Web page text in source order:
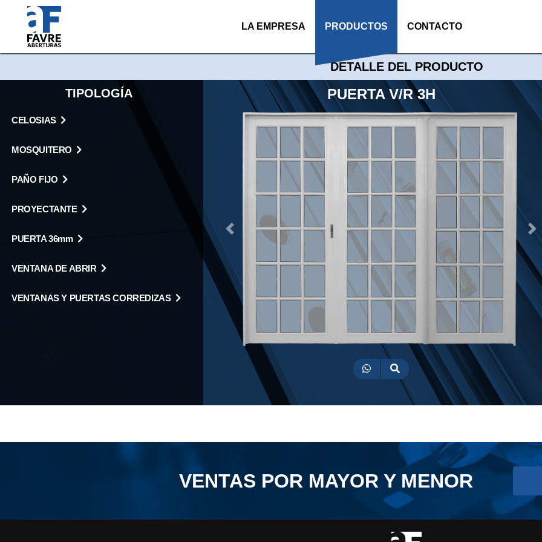
LA EMPRESA PRODUCTOS CONTACTO
DETALLE DEL PRODUCTO
TIPOLOGÍA
CELOSIAS
MOSQUITERO
PAÑO FIJO
PROYECTANTE
PUERTA 36mm
VENTANA DE ABRIR
VENTANAS Y PUERTAS CORREDIZAS
PUERTA V/R 3H
Previous
VENTAS POR MAYOR Y MENOR